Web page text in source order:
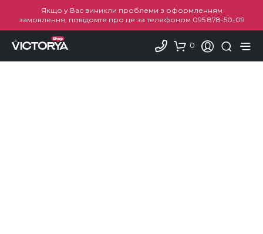
Якщо у Вас виникли проблеми з оформленням
замовлення, повідомте про це за телефоном 095 878-50-09
0